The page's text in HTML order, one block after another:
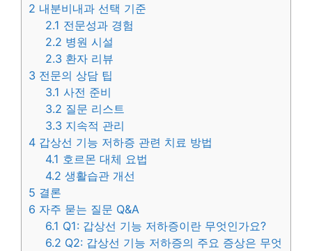
2 내분비내과 선택 기준
2.1 전문성과 경험
2.2 병원 시설
2.3 환자 리뷰
3 전문의 상담 팁
3.1 사전 준비
3.2 질문 리스트
3.3 지속적 관리
4 갑상선 기능 저하증 관련 치료 방법
4.1 호르몬 대체 요법
4.2 생활습관 개선
5 결론
6 자주 묻는 질문 Q&A
6.1 Q1: 갑상선 기능 저하증이란 무엇인가요?
6.2 Q2: 갑상선 기능 저하증의 주요 증상은 무엇